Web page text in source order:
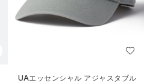
UAエッセンシャル アジャスタブル